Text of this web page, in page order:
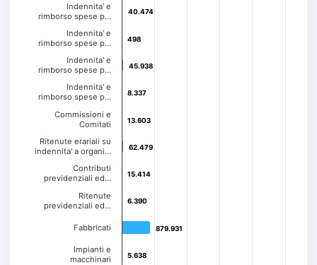
40.474
40.474
498
498
45.938
45.938
8.337
8.337
13.603
13.603
62.479
62.479
15.414
15.414
6.390
6.390
879.931
879.931
5.638
5.638
Indennita' e
rimborso spese p…
Indennita' e
rimborso spese p…
Indennita' e
rimborso spese p…
Indennita' e
rimborso spese p…
Commissioni e
Comitati
Ritenute erariali su
indennita' a organi…
Contributi
previdenziali ed…
Ritenute
previdenziali ed…
Fabbricati
Impianti e
macchinari